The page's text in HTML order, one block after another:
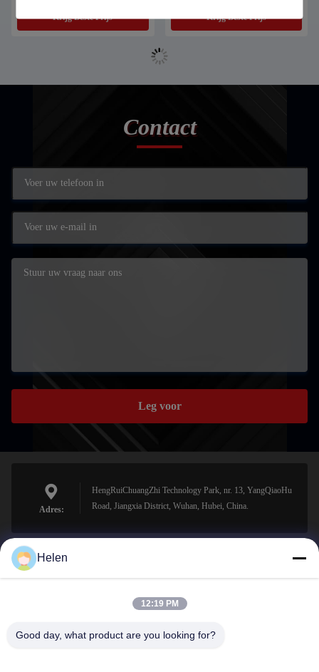
Krijg Beste Prijs Krijg Beste Prijs
Contact
Leg voor
Adres:
HengRuiChuangZhi Technology Park, nr. 13, YangQiaoHu
Road, Jiangxia District, Wuhan, Hubei, China.
sales@perfectlaser.net
Helen
12:19 PM
Good day, what product are you looking for?